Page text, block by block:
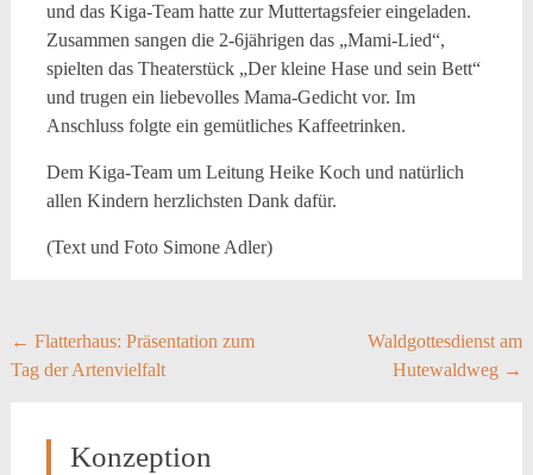
und das Kiga-Team hatte zur Muttertagsfeier eingeladen.
Zusammen sangen die 2-6jährigen das „Mami-Lied“,
spielten das Theaterstück „Der kleine Hase und sein Bett“
und trugen ein liebevolles Mama-Gedicht vor. Im
Anschluss folgte ein gemütliches Kaffeetrinken.
Dem Kiga-Team um Leitung Heike Koch und natürlich
allen Kindern herzlichsten Dank dafür.
(Text und Foto Simone Adler)
Post
navigation
← Flatterhaus: Präsentation zum
Tag der Artenvielfalt
Waldgottesdienst am
Hutewaldweg →
Konzeption